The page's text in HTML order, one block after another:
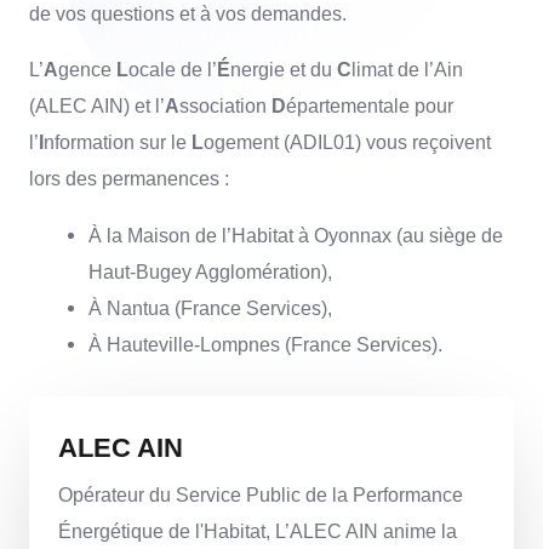
de vos questions et à vos demandes.
L’Agence Locale de l’ Énergie et du C limat de l’Ain
(ALEC AIN) et l’Association Départementale pour
l’ nformation sur le Logement (ADIL01) vous reçoivent
lors des permanences :
À la Maison de l’Habitat à Oyonnax (au siège de
Haut-Bugey Agglomération),
À Nantua (France Services),
À Hauteville-Lompnes (France Services).
ALEC AIN
Opérateur du Service Public de la Performance
Énergétique de l'Habitat, L’ALEC AIN anime la